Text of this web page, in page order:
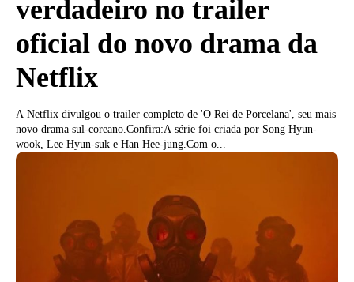
verdadeiro no trailer
oficial do novo drama da
Netflix
A Netflix divulgou o trailer completo de 'O Rei de Porcelana', seu mais
novo drama sul-coreano.Confira:A série foi criada por Song Hyun-
wook, Lee Hyun-suk e Han Hee-jung.Com o...